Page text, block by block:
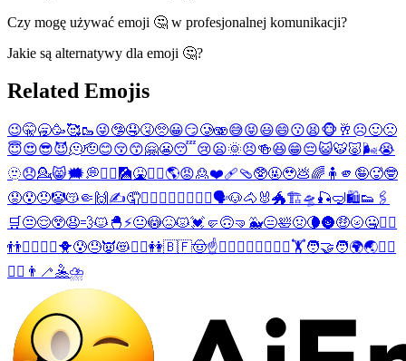
Czy mogę używać emoji 🤔 w profesjonalnej komunikacji?
Jakie są alternatywy dla emoji 🤔?
Related Emojis
😉🤫🥱🥳🥰🥾😜🤥🤤🤧🥺😀😏🥲🫨😅😝😃😄😗😫🐵 🥂 ☹️🙂🙁
😇😍😎😈🫠🫡😊😚😙🤗😬😴😢😦🌞😣🍻😆😁😔😺🐯🐷🌬️😭
🫥😞💁😸🗯️💭💁‍♂️ 🎑🤮💁‍♀️🌎😡🙎❤️‍🩹🩴🥸🤬🥹💩🌈 🧍 🫵 🤪🥵🤓
😟😯😠🤡😽🤏 🙌 ✍️🤦🤦‍♂️ 🤦‍♀️ 🧟‍♂️ 🧟‍♀️🗣️🐶🐴 🐰🐲🏗️🛸 🎣🤿🛍️👟 🖇️
🛒 😒😌😲😧💨🐱 🐣 ⚡😐😳😖😾💓 🤛🙃🤜 🐳😑🛀🤢🌘🌚🤑🌝🤐🏋️‍♂️
👬🙋‍♂️ ⛹️‍♂️🐥😰😓👿😻🏋️‍♀️👭🇧🇫🤠☝️🙋‍♀️ 💆‍♂️ 💇‍♂️ ⛹️‍♀️🏋️🧑‍🤝‍🧑🌍🌏🤽‍♂️
🤽‍♀️ 👨‍🦯🤽⛈️